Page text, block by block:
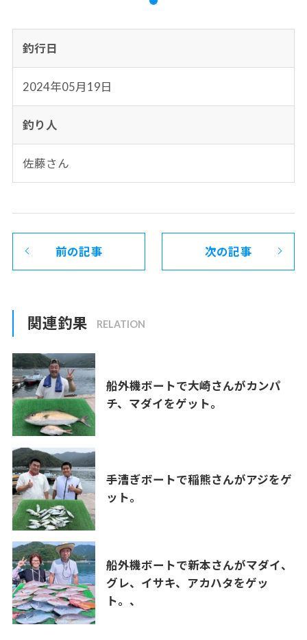
釣行日
2024年05月19日
釣り人
佐藤さん
前の記事 次の記事
関連釣果
船外機ボートで大崎さんがカンパ
チ、マダイをゲット。
手漕ぎボートで稲熊さんがアジをゲ
ット。
船外機ボートで新本さんがマダイ、
グレ、イサキ、アカハタをゲッ
ト。、